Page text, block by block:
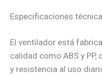
Especificaciones
El ventilador está
calidad como ABS y
y resistencia al uso